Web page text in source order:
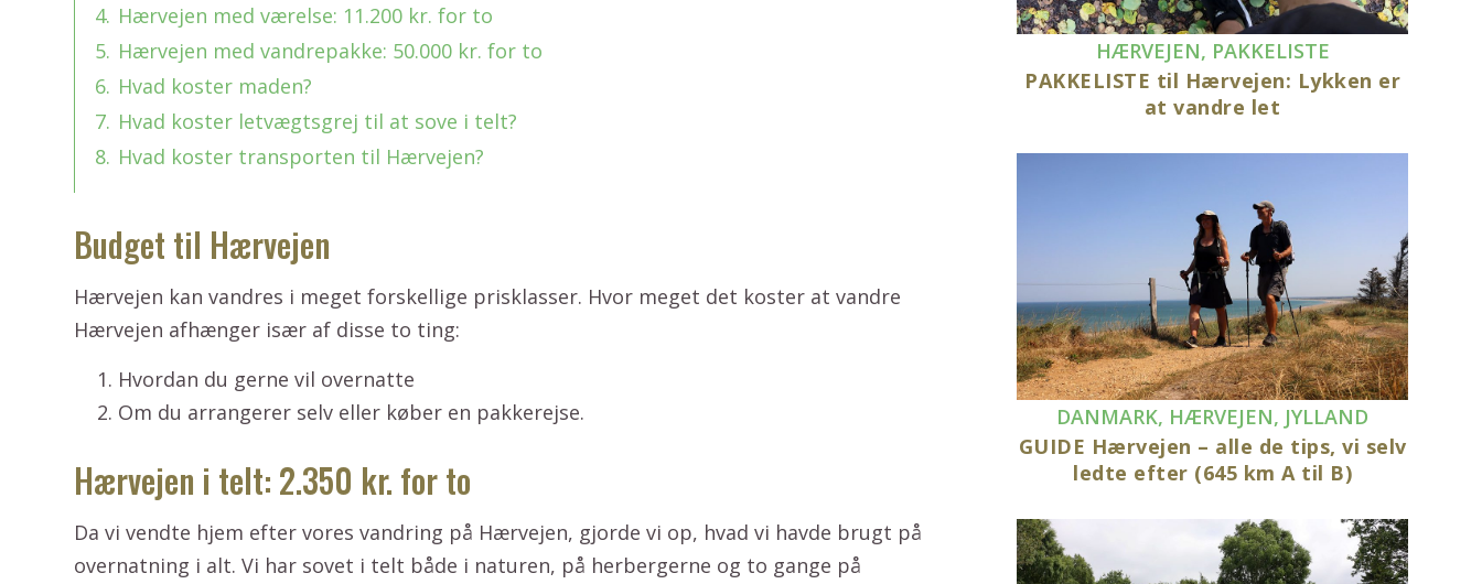
4. Hærvejen med værelse: 11.200 kr. for to
5. Hærvejen med vandrepakke: 50.000 kr. for to
6. Hvad koster maden?
7. Hvad koster letvægtsgrej til at sove i telt?
8. Hvad koster transporten til Hærvejen?
Budget til Hærvejen
Hærvejen kan vandres i meget forskellige prisklasser. Hvor meget det koster at vandre
Hærvejen afhænger især af disse to ting:
Hvordan du gerne vil overnatte
Om du arrangerer selv eller køber en pakkerejse.
Hærvejen i telt: 2.350 kr. for to
Da vi vendte hjem efter vores vandring på Hærvejen, gjorde vi op, hvad vi havde brugt på
overnatning i alt. Vi har sovet i telt både i naturen, på herbergerne og to gange på
HÆRVEJEN, PAKKELISTE
PAKKELISTE til Hærvejen: Lykken er
at vandre let
DANMARK, HÆRVEJEN, JYLLAND
GUIDE Hærvejen – alle de tips, vi selv
ledte efter (645 km A til B)